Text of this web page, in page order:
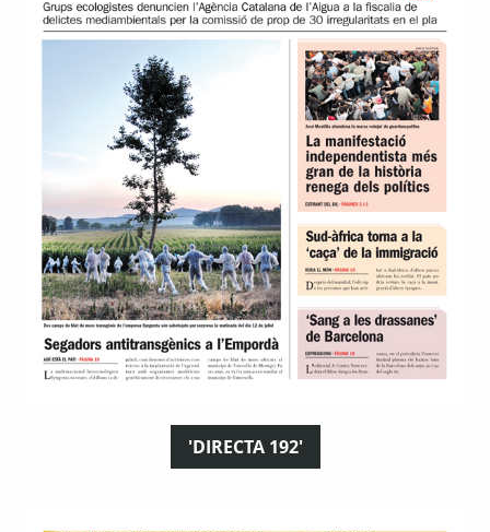
'DIRECTA 192'